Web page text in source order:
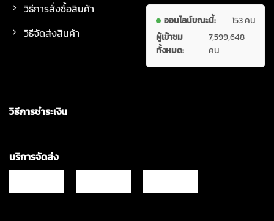
วิธีการสั่งซื้อสินค้า
วิธีจัดส่งสินค้า
ออนไลน์ขณะนี้:
153 คน
ผู้เข้าชม
ทั้งหมด:
7,599,648
คน
วิธีการชำระเงิน
บริการจัดส่ง